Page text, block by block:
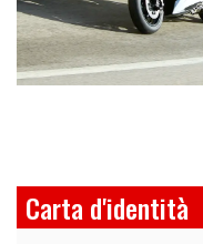
Carta d'identità